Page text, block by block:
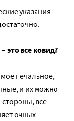
указания
это всё ковид?
печальное,
и их можно
стороны, все
очных